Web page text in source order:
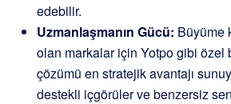
edebilir.
Uzmanlaşmanın Gücü: Büyüme
olan markalar için Yotpo gibi özel
çözümü en stratejik avantajı
destekli içgörüler ve benzersiz